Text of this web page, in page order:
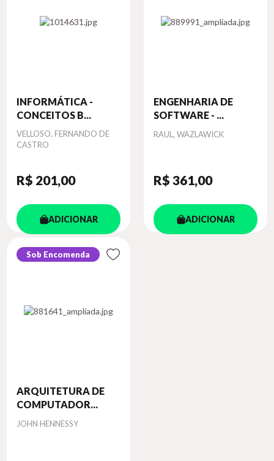
INFORMÁTICA -
CONCEITOS B...
Autor
VELLOSO, FERNANDO DE
CASTRO
R$ 201,00
ADICIONAR
ENGENHARIA DE
SOFTWARE - ...
Autor
RAUL, WAZLAWICK
R$ 361,00
ADICIONAR
Sob Encomenda
ARQUITETURA DE
COMPUTADOR...
Autor
JOHN HENNESSY